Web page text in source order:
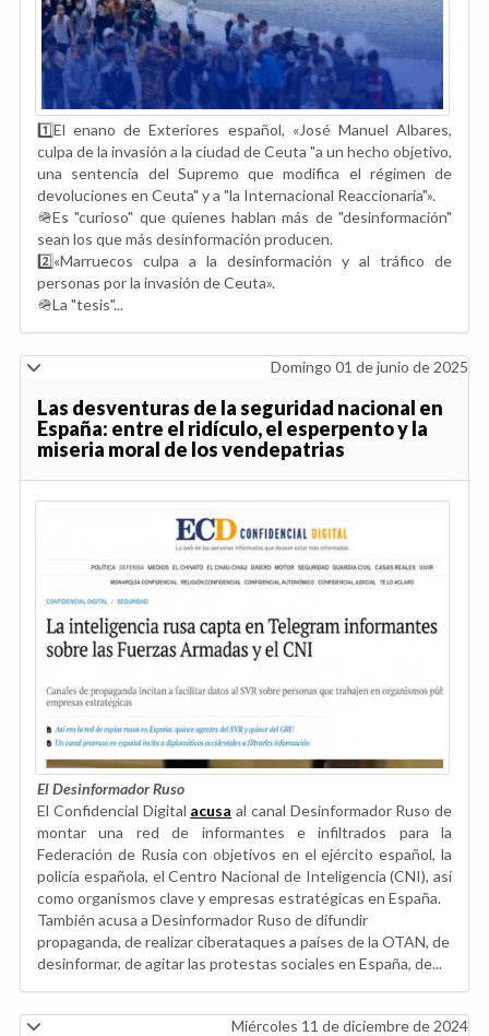
1️⃣El enano de Exteriores español, «José Manuel Albares,
culpa de la invasión a la ciudad de Ceuta "a un hecho objetivo,
una sentencia del Supremo que modifica el régimen de
devoluciones en Ceuta" y a "la Internacional Reaccionaria"».
🪖Es "curioso" que quienes hablan más de "desinformación"
sean los que más desinformación producen.
2️⃣«Marruecos culpa a la desinformación y al tráfico de
personas por la invasión de Ceuta».
🪖La "tesis"...
Domingo 01 de junio de 2025
Las desventuras de la seguridad nacional en
España: entre el ridículo, el esperpento y la
miseria moral de los vendepatrias
El Desinformador Ruso
El Confidencial Digital acusa al canal Desinformador Ruso de
montar una red de informantes e infiltrados para la
Federación de Rusia con objetivos en el ejército español, la
policía española, el Centro Nacional de Inteligencia (CNI), así
como organismos clave y empresas estratégicas en España.
También acusa a Desinformador Ruso de difundir
propaganda, de realizar ciberataques a países de la OTAN, de
desinformar, de agitar las protestas sociales en España, de...
Miércoles 11 de diciembre de 2024